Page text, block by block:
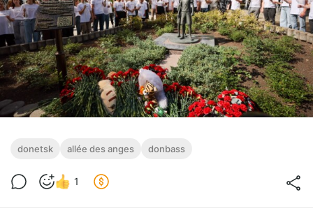
donetsk allée des anges donbass
1